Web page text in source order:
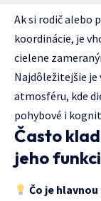
Ak si rodič alebo
koordinácie, je
cielene
Najdôležitejšie
atmosféru, kde
pohybové i
Často
jeho
Čo je